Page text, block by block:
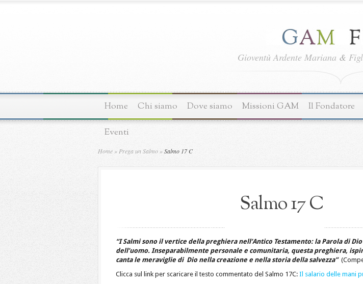
Gioventù Ardente Mariana &
Home Chi siamo Dove siamo Missioni GAM Il Fondatore
Eventi
Home » Prega un Salmo »Salmo 17 C
Salmo 17 C
“I Salmi sono il vertice della preghiera nell’Antico Testamento: la Parola di
dell’uomo. Inseparabilmente personale e comunitaria, questa preghiera,
canta le meraviglie di Dio nella creazione e nella storia della salvezza”
Clicca sul link per scaricare il testo commentato del Salmo 17C: Il salario delle mani